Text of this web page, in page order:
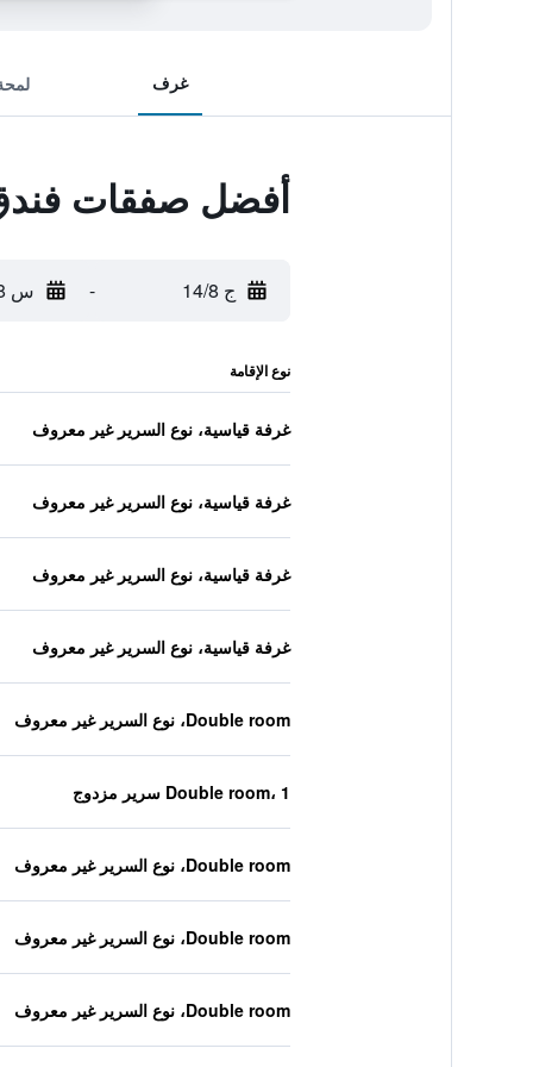
غرف
أفضل صفقات فندق
ج 14/8 - س 15/8
نوع الإقامة
غرفة قياسية، نوع السرير غير معروف
غرفة قياسية، نوع السرير غير معروف
غرفة قياسية، نوع السرير غير معروف
غرفة قياسية، نوع السرير غير معروف
Double room، نوع السرير غير معروف
Double room، 1 سرير مزدوج
Double room، نوع السرير غير معروف
Double room، نوع السرير غير معروف
Double room، نوع السرير غير معروف